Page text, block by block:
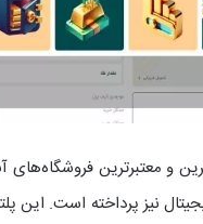
و معتبرترین فروشگاه‌های
نیز پرداخته است. این